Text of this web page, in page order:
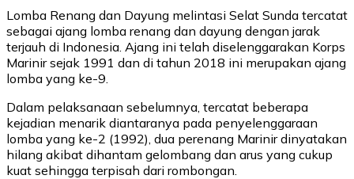
Lomba Renang dan Dayung melintasi Selat Sunda tercatat
sebagai ajang lomba renang dan dayung dengan jarak
terjauh di Indonesia. Ajang ini telah diselenggarakan Korps
Marinir sejak 1991 dan di tahun 2018 ini merupakan ajang
lomba yang ke-9.
Dalam pelaksanaan sebelumnya, tercatat beberapa
kejadian menarik diantaranya pada penyelenggaraan
lomba yang ke-2 (1992), dua perenang Marinir dinyatakan
hilang akibat dihantam gelombang dan arus yang cukup
kuat sehingga terpisah dari rombongan.